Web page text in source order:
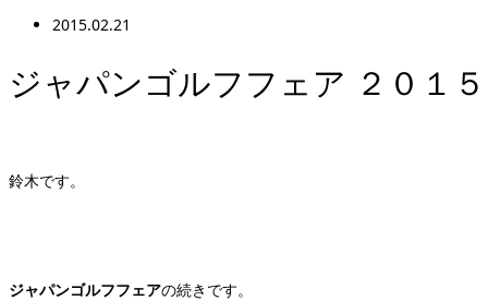
2015.02.21
ジャパンゴルフフェア ２０１
鈴木です。
ジャパンゴルフフェアの続きです。